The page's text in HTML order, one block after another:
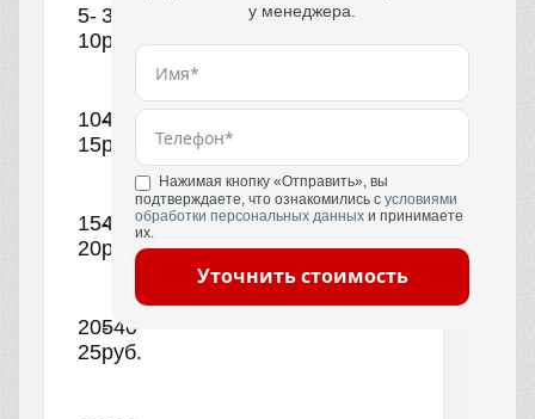
5-
10
390
руб.
10-
15
440
руб.
15-
20
490
руб.
20-
25
540
руб.
у менеджера.
Нажимая кнопку «Отправить», вы
подтверждаете, что ознакомились с условиями
обработки персональных данных и принимаете
их.
Уточнить стоимость